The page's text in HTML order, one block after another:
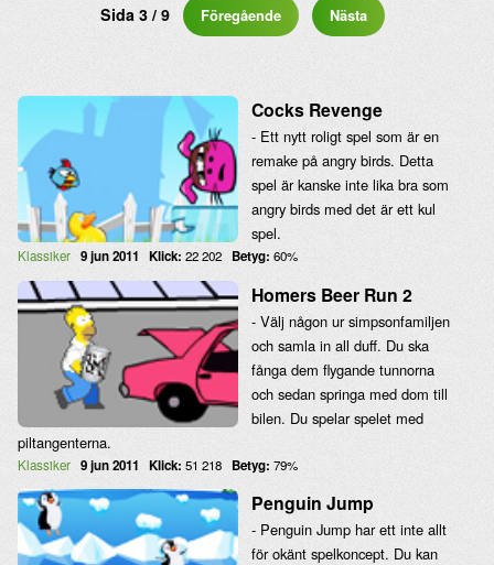
Blandat ↓Sida 3 / 9 Föregående Nästa
Cocks Revenge
- Ett nytt roligt spel som är en
remake på angry birds. Detta
spel är kanske inte lika bra som
angry birds med det är ett kul
spel.
Klassiker 9 jun 2011 Klick: 22 202 Betyg: 60%
Homers Beer Run 2
- Välj någon ur simpsonfamiljen
och samla in all duff. Du ska
fånga dem flygande tunnorna
och sedan springa med dom till
bilen. Du spelar spelet med
piltangenterna.
Klassiker 9 jun 2011 Klick: 51 218 Betyg: 79%
Penguin Jump
- Penguin Jump har ett inte allt
för okänt spelkoncept. Du kan